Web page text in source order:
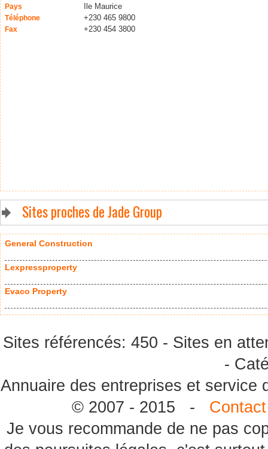
Pays Ile Maurice
Téléphone +230 465 9800
Fax +230 454 3800
Sites proches de Jade Group
General Construction
Lexpressproperty
Evaco Property
Sites référencés: 450 - Sites en
-
Annuaire des entreprises et
© 2007 - 2015 - Contact
Je vous recommande de ne pas